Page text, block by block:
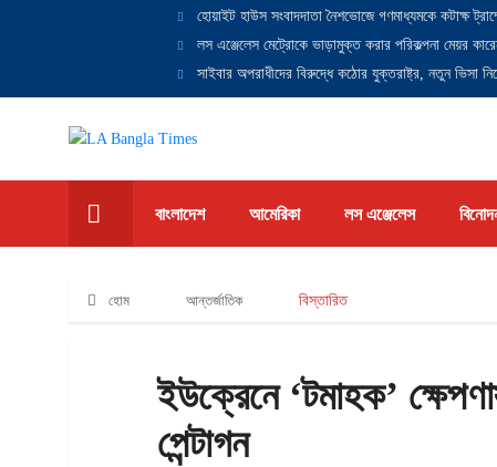
হোয়াইট হাউস সংবাদদাতা নৈশভোজে গণমাধ্যমকে কটাক্ষ
লস এঞ্জেলেস মেট্রোকে ভাড়ামুক্ত করার পরিকল্পনা মেয়র
সাইবার অপরাধীদের বিরুদ্ধে কঠোর যুক্তরাষ্ট্র, নতুন ভিসা
বাংলাদেশ আমেরিকা লস এঞ্জেলেস
হোম আন্তর্জাতিক বিস্তারিত
ইউক্রেনে ‘টমাহক’
পেন্টাগন